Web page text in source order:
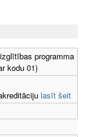
programma
kodu 01)
lasīt šeit